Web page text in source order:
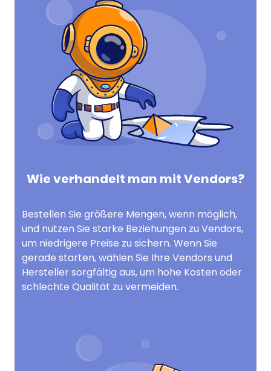
Wie verhandelt man mit Vendors?
Bestellen Sie größere Mengen, wenn möglich,
und nutzen Sie starke Beziehungen zu Vendors,
um niedrigere Preise zu sichern. Wenn Sie
gerade starten, wählen Sie Ihre Vendors und
Hersteller sorgfältig aus, um hohe Kosten oder
schlechte Qualität zu vermeiden.